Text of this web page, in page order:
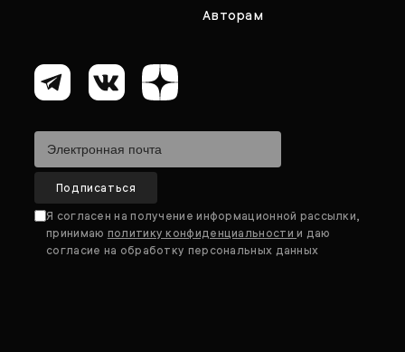
Авторам
Я согласен на получение информационной рассылки,
принимаю политику конфиденциальностии даю
согласие на обработку персональных данных